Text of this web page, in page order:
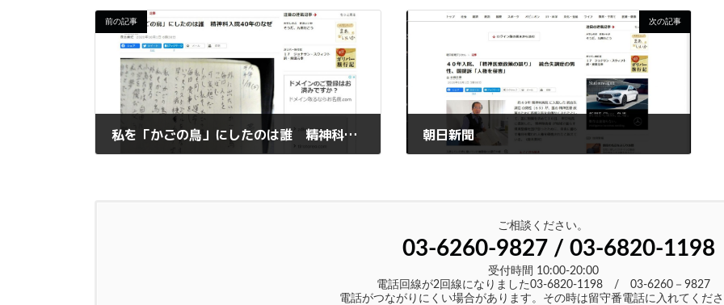
前の記事
私を「かごの鳥」にしたのは誰 精神科入院40年のなぜ
次の記事
朝日新聞
ご相談ください。
03-6260-9827 / 03-6820-1198
受付時間 10:00-20:00
電話回線が2回線になりました03-6820-1198 / 03-6260－9827
電話がつながりにくい場合があります。その時は留守番電話に入れてくだ